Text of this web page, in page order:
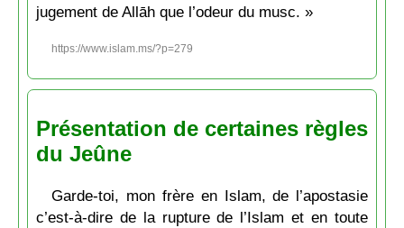
jugement de Allāh que l’odeur du musc. »
https://www.islam.ms/?p=279
Présentation de certaines règles
du Jeûne
Garde-toi, mon frère en Islam, de l’apostasie
c’est-à-dire de la rupture de l’Islam et en toute